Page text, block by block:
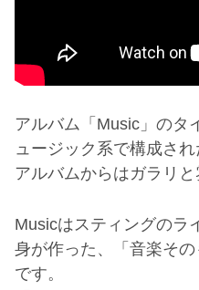
アルバム「Music」のタ
ュージック系で構成さ
アルバムからはガラリと
Musicはスティングのラ
身が作った、「音楽そ
です。